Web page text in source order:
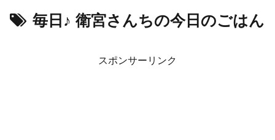
毎日♪ 衛宮さんちの今日のごはん
スポンサーリンク